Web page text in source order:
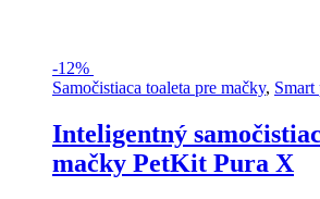
-12%
Samočistiaca toaleta pre mačky,
Inteligentný
mačky PetKit Pura X